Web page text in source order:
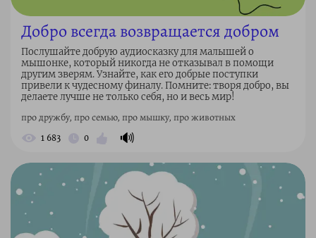
Добро всегда возвращается добром
Послушайте добрую аудиосказку для малышей о
мышонке, который никогда не отказывал в помощи
другим зверям. Узнайте, как его добрые поступки
привели к чудесному финалу. Помните: творя добро, вы
делаете лучше не только себя, но и весь мир!
про дружбу, про семью, про мышку, про животных
1 683 0 🔊